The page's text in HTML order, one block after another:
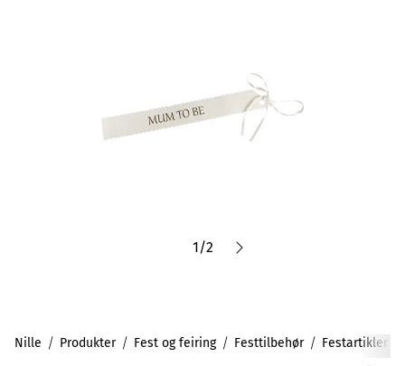
1/2
Nille Produkter Fest og feiring Festtilbehør Festartikler